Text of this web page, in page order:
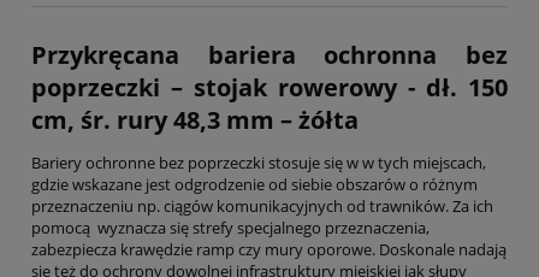
Przykręcana bariera ochronna bez
poprzeczki – stojak rowerowy - dł. 150
cm, śr. rury 48,3 mm – żółta
Bariery ochronne bez poprzeczki stosuje się w w tych miejscach,
gdzie wskazane jest odgrodzenie od siebie obszarów o różnym
przeznaczeniu np. ciągów komunikacyjnych od trawników. Za ich
pomocą wyznacza się strefy specjalnego przeznaczenia,
zabezpiecza krawędzie ramp czy mury oporowe. Doskonale nadają
się też do ochrony dowolnej infrastruktury miejskiej jak słupy